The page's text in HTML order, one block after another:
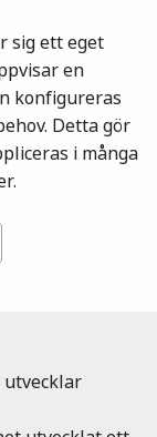
sig ett eget
en
konfigureras
Detta gör
i många
utvecklar